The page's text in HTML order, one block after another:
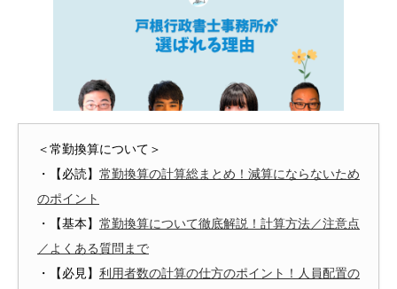
＜常勤換算について＞
・【必読】 常勤換算の計算総まとめ！減算にならないため
のポイント
・【基本】 常勤換算について徹底解説！計算方法／注意点
／よくある質問まで
・【必見】 利用者数の計算の仕方のポイント！人員配置の